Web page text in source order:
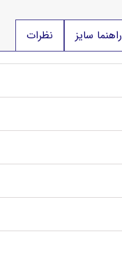
راهنما سایز نظرات